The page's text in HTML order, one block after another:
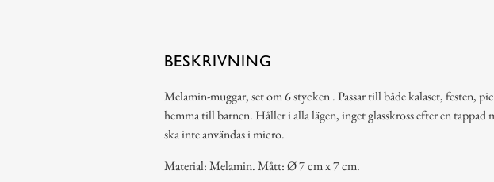
BESKRIVNING
Melamin-muggar, set om 6 stycken . Passar till både kalaset, festen,
hemma till barnen. Håller i alla lägen, inget glasskross efter en tappad
ska inte användas i micro.
Material: Melamin. Mått: Ø 7 cm x 7 cm.